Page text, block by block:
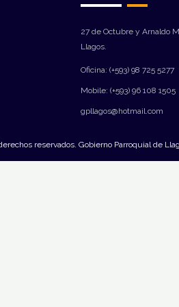
27 de Octubre y Arnaldo
Llagos.
Oficina: (+593) 98 725 5277
Mobile: (+593) 96 108 1505
gpllagos@hotmail.com
reservados. Gobierno Parroquial de